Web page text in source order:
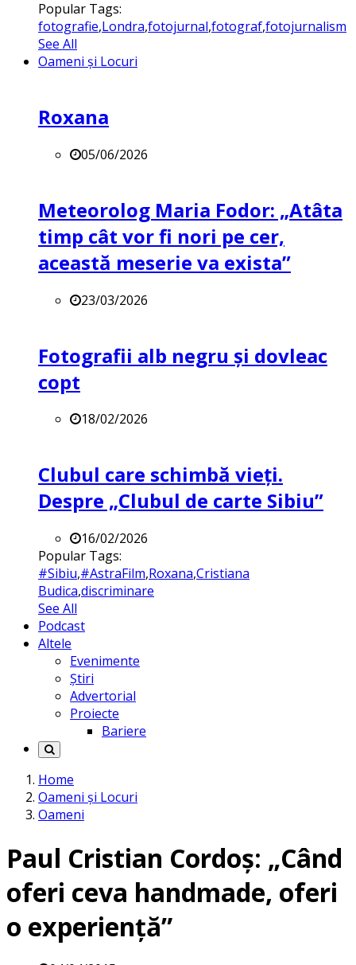
Popular Tags:
fotografie,Londra,fotojurnal,fotograf,fotojurnalism
See All
Oameni și Locuri
Roxana
05/06/2026
Meteorolog Maria Fodor: „Atâta
timp cât vor fi nori pe cer,
această meserie va exista”
23/03/2026
Fotografii alb negru și dovleac
copt
18/02/2026
Clubul care schimbă vieți.
Despre „Clubul de carte Sibiu”
16/02/2026
Popular Tags:
#Sibiu,#AstraFilm,Roxana,Cristiana
Budica,discriminare
See All
Podcast
Altele
Evenimente
Știri
Advertorial
Proiecte
Bariere
Home
Oameni și Locuri
Oameni
Paul Cristian Cordoș: „Când
oferi ceva handmade, oferi
o experiență”